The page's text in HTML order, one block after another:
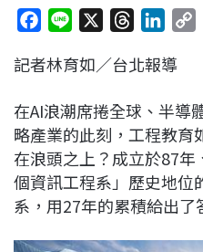
c
b
o
o
k
n
r
a
d
s
n
e
d
I
n
L
i
n
k
記者林育如／台北報導
在AI浪潮席捲全球、半導
略產業的此刻，工程教育
在浪頭之上？成立於87
個資訊工程系」歷史地位
系，用27年的累積給出了